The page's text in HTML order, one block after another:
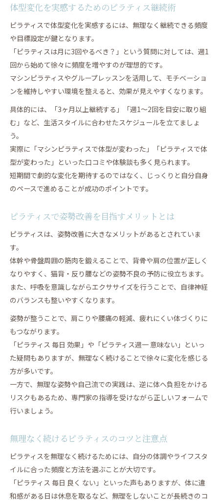
体型変化を実感するためのピラティス継続術
ピラティスで体型変化を実感するには、無理なく継続できる頻度
や目標設定が鍵となります。
「ピラティスは月に3回やるべき？」という質問に対しては、週1
回から始めて徐々に頻度を増やすのが理想的です。
マシンピラティスやグループレッスンを活用して、モチベーショ
ンを維持しやすい環境を整えると、効果が見えやすくなります。
具体的には、「3ヶ月以上継続する」「週1～2回を目安に取り組
む」など、生活スタイルに合わせたスケジュールを立てましょ
う。
実際に「マシンピラティスで体型が変わった」「ピラティスで体
型が変わった」といった口コミや体験談も多く見られます。
短期間で劇的な変化を期待するのではなく、じっくりと自分自身
のペースで進めることが成功のポイントです。
ピラティスで姿勢改善を目指すメリットとは
ピラティスは、姿勢改善に大きなメリットがあるとされていま
す。
体幹や骨盤周囲の筋肉を鍛えることで、背骨や肩の位置が正しく
なりやすく、猫背・反り腰などの姿勢不良の予防に役立ちます。
また、呼吸を意識しながらエクササイズを行うことで、自律神経
のバランスも整いやすくなります。
姿勢が整うことで、肩こりや腰痛の軽減、疲れにくい体づくりに
もつながります。
「ピラティス 毎日 効果」や「ピラティス週一 意味ない」といっ
た疑問もありますが、無理なく続けることで徐々に変化を感じる
方が多いです。
一方で、無理な姿勢や自己流での実践は、逆に体へ負担をかける
リスクもあるため、専門家の指導を受けながら正しいフォームで
行いましょう。
無理なく続けるピラティスのコツと注意点
ピラティスを無理なく続けるためには、自分の体調やライフスタ
イルに合った頻度と方法を選ぶことが大切です。
「ピラティス 毎日 良く ない」といった声もありますが、体に違
和感がある日は休息を取るなど、無理をしないことが長続きのコ